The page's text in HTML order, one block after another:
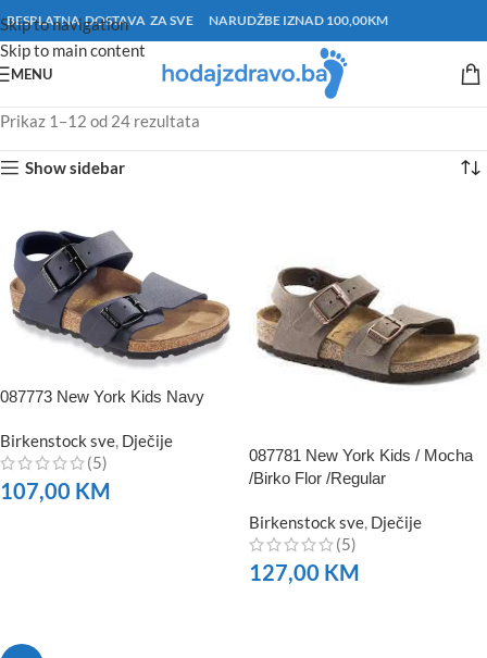
Skip to navigation
Skip to main content
BESPLATNA DOSTAVA ZA SVE NARUDŽBE IZNAD 100,00KM
MENU
Prikaz 1–12 od 24 rezultata
Show sidebar
087773 New York Kids Navy
Birkenstock sve Dječije
(5)
107,00 KM
087781 New York Kids / Mocha
/Birko Flor /Regular
Birkenstock sve, Dječije
(5)
127,00 KM